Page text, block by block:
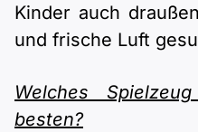
Kinder auch
und frische Luft
Welches
besten?